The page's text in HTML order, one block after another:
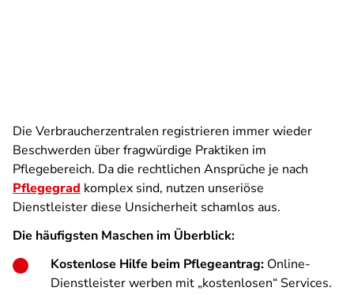
Die Verbraucherzentralen registrieren immer wieder
Beschwerden über fragwürdige Praktiken im
Pflegebereich. Da die rechtlichen Ansprüche je nach
Pflegegrad komplex sind, nutzen unseriöse
Dienstleister diese Unsicherheit schamlos aus.
Die häufigsten Maschen im Überblick:
Kostenlose Hilfe beim Pflegeantrag: Online-
Dienstleister werben mit „kostenlosen“ Services.